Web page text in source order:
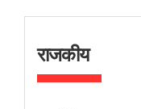
राजकीय